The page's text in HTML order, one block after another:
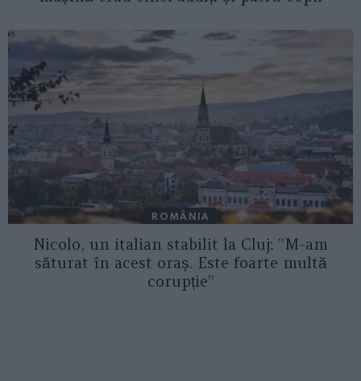
ROMÂNIA
Nicolo, un italian stabilit la Cluj: ”M-am
săturat în acest oraș. Este foarte multă
corupție”